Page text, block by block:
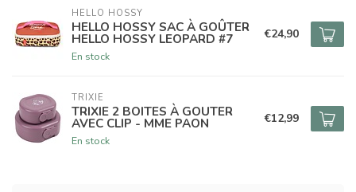
HELLO HOSSY
HELLO HOSSY SAC À GOÛTER
HELLO HOSSY LEOPARD #7
En stock
€24,90
TRIXIE
TRIXIE 2 BOITES À GOUTER
AVEC CLIP - MME PAON
En stock
€12,99